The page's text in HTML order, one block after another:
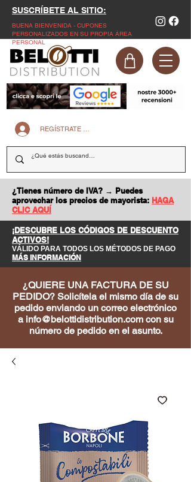
SUSCRÍBETE AL SITIO:
BUENA BIENVENIDA - CUPONES
PERSONALIZADOS EN SU PROPIA ÁREA
PERSONAL
REGÍSTRATE EN LA PÁGINA WEB
¿Tienes número de IVA? → Puedes
aprovechar los precios de mayorista: HAGA
CLIC AQUÍ
¡DESCUBRE LOS CÓDIGOS DE DESCUENTO
ACTIVOS!
VÁLIDO PARA TODOS LOS MÉTODOS DE PAGO
MÁS INFORMACIÓN
¿QUIERE UNA FACTURA DE SU
PEDIDO? Solicítela el mismo día de su
pedido enviando un correo electrónico
a info@belottidistribution.comcon su
número de pedido en el asunto.